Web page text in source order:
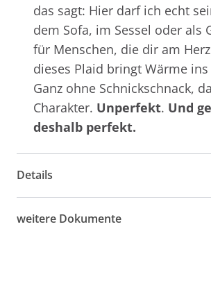
das sagt: Hier darf ich echt
dem Sofa, im Sessel oder als
für Menschen, die dir am
dieses Plaid bringt Wärme ins
Ganz ohne Schnickschnack,
Charakter. Unperfekt. Und
deshalb perfekt.
Details
weitere Dokumente